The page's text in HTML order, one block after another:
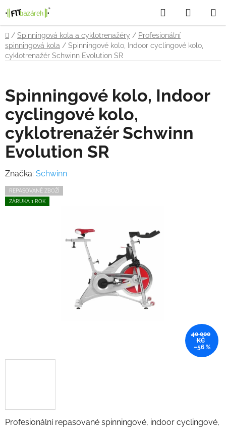
na
obsah
Hledat
KOŠÍK
Domů
/ Spinningová kola a cyklotrenažéry / Profesionální
spinningová kola / Spinningové kolo, Indoor cyclingové kolo,
cyklotrenažér Schwinn Evolution SR
Profesionální repasované spinningové, indoor cyclingové,
Spinningové kolo, Indoor
cyclingové kolo,
cyklotrenažér Schwinn
Evolution SR
Značka: Schwinn
REPASOVANÉ ZBOŽÍ
ZÁRUKA 1 ROK
40 000
KČ
–56 %